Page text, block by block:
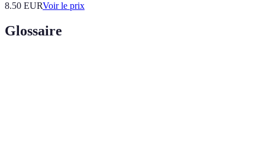
8.50 EURVoir le prix
Glossaire